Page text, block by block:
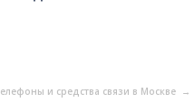
и средства связи в Москве →